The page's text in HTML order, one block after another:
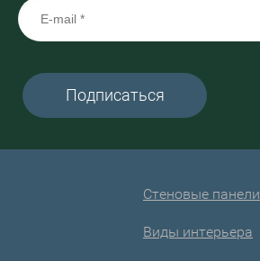
Подписаться
Стеновые панели
Виды интерьера